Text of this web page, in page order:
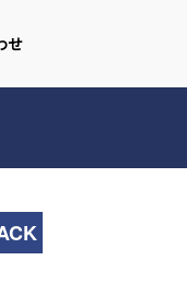
せ